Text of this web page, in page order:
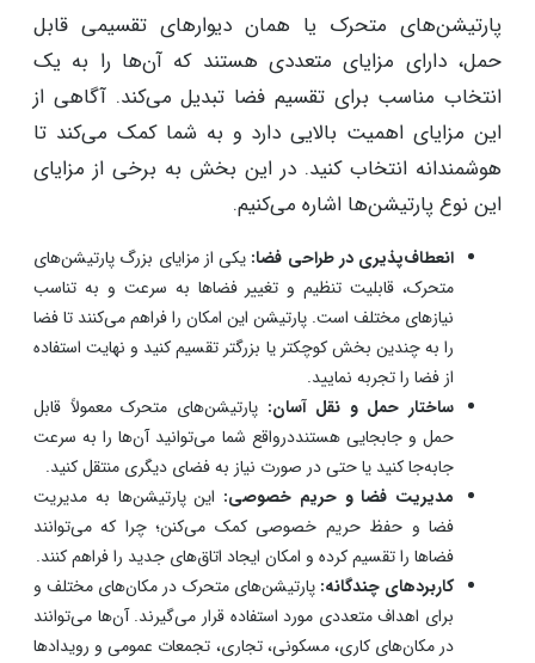
پارتیشن‌های متحرک یا همان دیوارهای تقسیمی قابل
حمل، دارای مزایای متعددی هستند که آن‌ها را به یک
انتخاب مناسب برای تقسیم فضا تبدیل می‌کند. آگاهی از
این مزایای اهمیت بالایی دارد و به شما کمک می‌کند تا
هوشمندانه انتخاب کنید. در این بخش به برخی از مزایای
این نوع پارتیشن‌ها اشاره می‌کنیم.
انعطاف‌پذیری در طراحی فضا:یکی از مزایای بزرگ پارتیشن‌های
متحرک، قابلیت تنظیم و تغییر فضاها به سرعت و به تناسب
نیازهای مختلف است. پارتیشن این امکان را فراهم می‌کنند تا فضا
را به چندین بخش کوچکتر یا بزرگتر تقسیم کنید و نهایت استفاده
از فضا را تجربه نمایید.
ساختار حمل و نقل آسان:پارتیشن‌های متحرک معمولاً قابل
حمل و جابجایی هستنددرواقع شما می‌توانید آن‌ها را به سرعت
جابه‌جا کنید یا حتی در صورت نیاز به فضای دیگری منتقل کنید.
مدیریت فضا و حریم خصوصی:این پارتیشن‌ها به مدیریت
فضا و حفظ حریم خصوصی کمک می‌کنن؛ چرا که می‌توانند
فضاها را تقسیم کرده و امکان ایجاد اتاق‌های جدید را فراهم کنند.
کاربردهای چندگانه:پارتیشن‌های متحرک در مکان‌های مختلف و
برای اهداف متعددی مورد استفاده قرار می‌گیرند. آن‌ها می‌توانند
در مکان‌های کاری، مسکونی، تجاری، تجمعات عمومی و رویدادها